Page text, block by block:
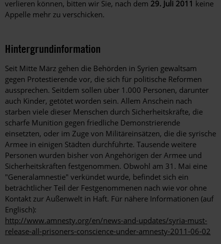
verlieren können, bitten wir Sie, nach dem 29. Juli 2011 keine
Appelle mehr zu verschicken.
Hintergrundinformation
Hintergrund
Seit Mitte März gehen die Behörden in Syrien gewaltsam
gegen Protestierende vor, die sich für politische Reformen
aussprechen. Seitdem sollen über 1.000 Personen, darunter
auch Kinder, getötet worden sein. Allem Anschein nach
starben viele dieser Menschen durch Sicherheitskräfte, die
scharfe Munition gegen friedliche Demonstrierende
einsetzten, oder im Zuge von Militäreinsätzen, die die syrische
Armee in einigen Städten durchführte. Tausende weitere
Personen wurden bisher von Angehörigen der Armee und
Sicherheitskräften festgenommen. Obwohl am 31. Mai eine
"Generalamnestie" verkündet wurde, befindet sich ein
beträchtlicher Teil der Festgenommenen nach wie vor ohne
Kontakt zur Außenwelt in Haft. Für nähere Informationen (auf
Englisch):
http://www.amnesty.org/en/news-and-updates/syria-must-
release-all-prisoners-conscience-under-amnesty-2011-06-02